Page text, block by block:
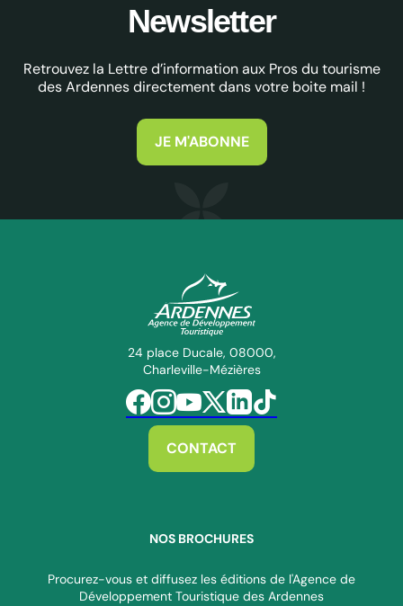
Newsletter
Retrouvez la Lettre d’information aux Pros du tourisme
des Ardennes directement dans votre boite mail !
JE M'ABONNE
ADT des Ardennes Pro
24 place Ducale, 08000,
Charleville-Mézières
Suivez-nous sur Facebook
Suivez-nous sur Instagram
Suivez-nous sur Youtube
Suivez-nous sur Twitter
Suivez-nous sur Linkedin
Suivez-nous sur Tiktok
CONTACT
NOS BROCHURES
Procurez-vous et diffusez les éditions de l'Agence de
Développement Touristique des Ardennes